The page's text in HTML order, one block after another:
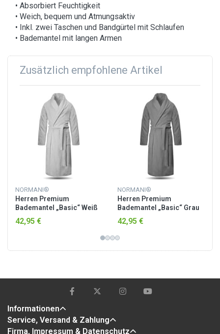
• Absorbiert Feuchtigkeit
• Weich, bequem und Atmungsaktiv
• Inkl. zwei Taschen und Bandgürtel mit Schlaufen
• Bademantel mit langen Armen
Zusätzlich empfohlene Artikel
NORMANI®
Herren Premium
Bademantel „Basic“ Weiß
42,95 €
NORMANI®
Herren Premium
Bademantel „Basic“ Grau
42,95 €
Informationen
Service, Versand & Zahlung
Firma, Impressum & Datenschutz